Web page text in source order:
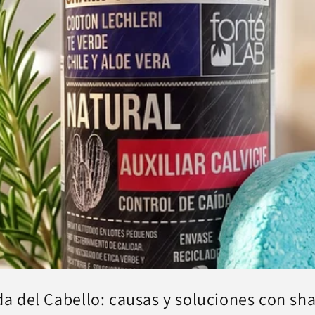
del Cabello: causas y soluciones con